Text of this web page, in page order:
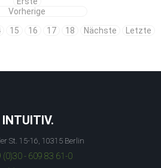
Vorherige
15 16 17 18 Nächste Letzte
St. 15-16, 10315 Berlin
(0)30 - 609 83 61-0